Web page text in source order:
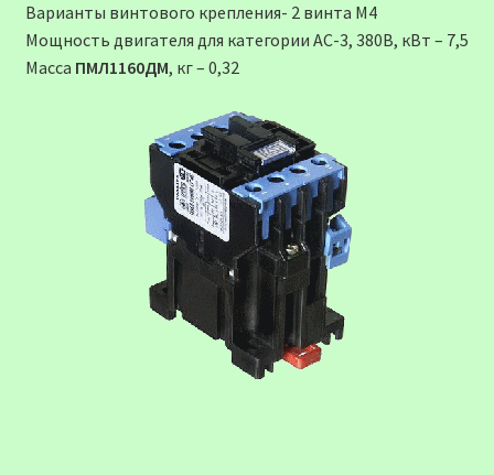
Варианты винтового крепления- 2 винта М4
Мощность двигателя для категории АС-3, 380В, кВт – 7,5
Масса ПМЛ1160ДМ, кг – 0,32